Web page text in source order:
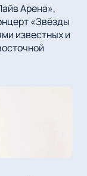
Арена»,
«Звёзды
известных и